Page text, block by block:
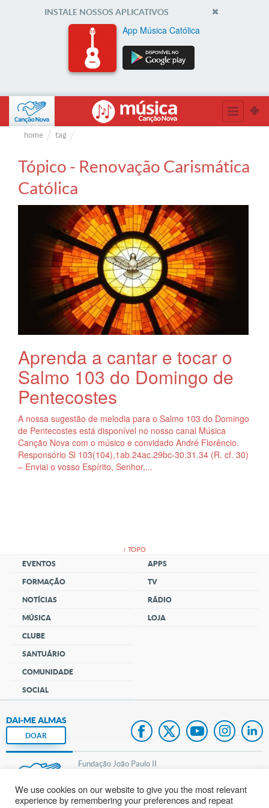
INSTALE NOSSOS APLICATIVOS
App Música Católica
home tag
Tópico - Renovação Carismática
Católica
Aprenda a cantar e tocar o
Salmo 103 do Domingo de
Pentecostes
A nossa sugestão de melodia para o Salmo 103 do Domingo
de Pentecostes está disponível no nosso canal Música
Canção Nova com o músico e convidado André Florêncio.
Responsório Sl 103(104),1ab.24ac.29bc-30.31.34 (R. cf. 30)
– Enviai o vosso Espírito, Senhor,...
↑ TOPO
EVENTOS
FORMAÇÃO
NOTÍCIAS
MÚSICA
CLUBE
SANTUÁRIO
COMUNIDADE
SOCIAL
APPS
TV
RÁDIO
LOJA
DAI-ME ALMAS
DOAR
Fundação João Paulo II
Pedido de Oração
We use cookies on our website to give you the most relevant
experience by remembering your preferences and repeat